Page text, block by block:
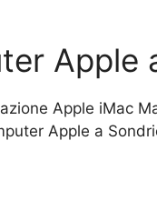
Apple
Apple iMac
Apple a